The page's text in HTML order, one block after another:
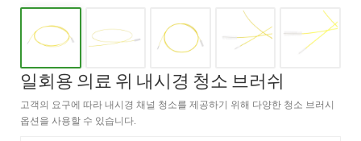
일회용 의료 위 내시경 청소 브러쉬
고객의 요구에 따라 내시경 채널 청소를 제공하기 위해 다양한 청소 브러시
옵션을 사용할 수 있습니다.